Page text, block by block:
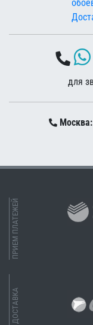
для
ПРИЕМ ПЛАТЕЖЕЙ
ДОСТАВКА